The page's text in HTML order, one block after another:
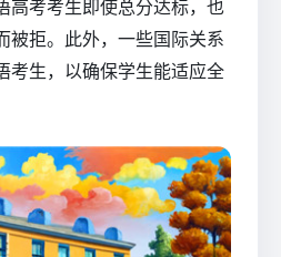
高考考生即使总分达标，也
被拒。此外，一些国际关系
考生，以确保学生能适应全